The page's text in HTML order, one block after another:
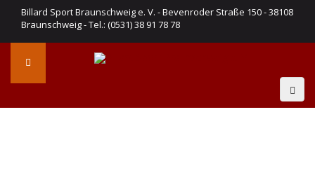
Billard Sport Braunschweig e. V. - Bevenroder Straße 150 - 38108
Braunschweig - Tel.: (0531) 38 91 78 78